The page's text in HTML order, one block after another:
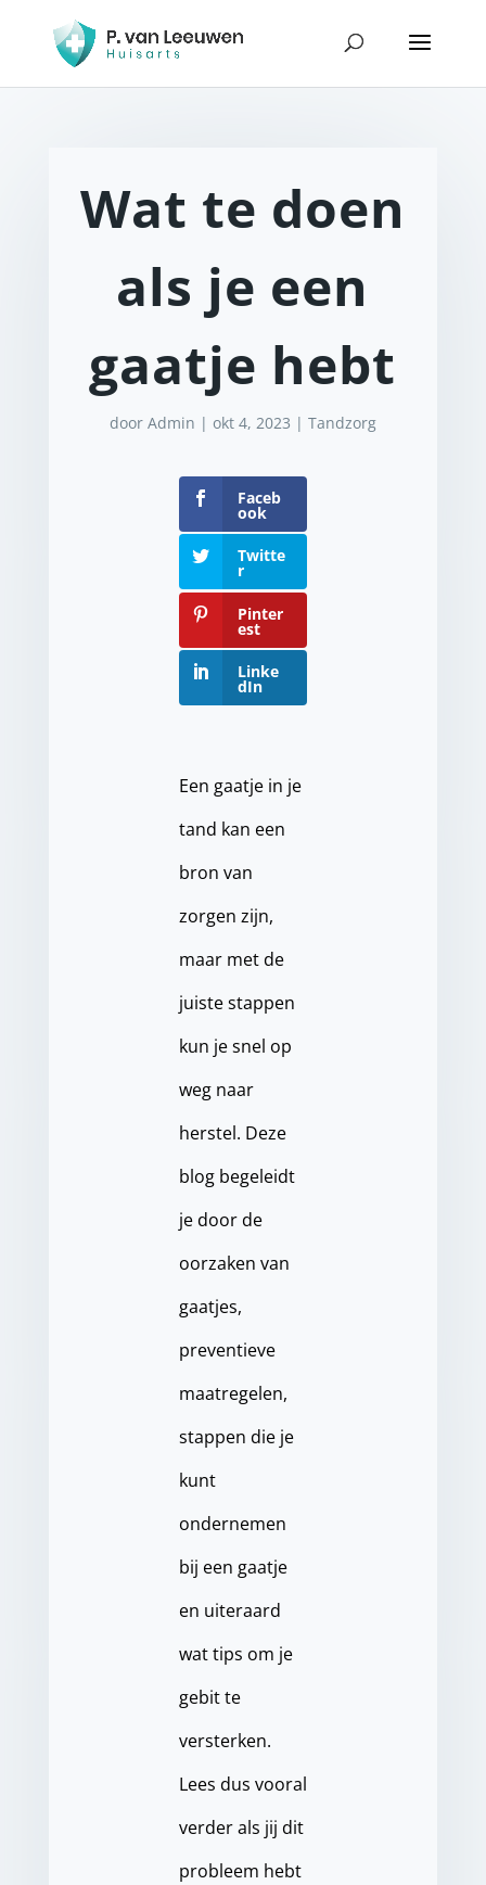
Wat te doen
als je een
gaatje hebt
door Admin | okt 4, 2023 | Tandzorg
Faceb
ook
Twitte
r
Pinter
est
Linke
dIn
Een gaatje in je
tand kan een
bron van
zorgen zijn,
maar met de
juiste stappen
kun je snel op
weg naar
herstel. Deze
blog begeleidt
je door de
oorzaken van
gaatjes,
preventieve
maatregelen,
stappen die je
kunt
ondernemen
bij een gaatje
en uiteraard
wat tips om je
gebit te
versterken.
Lees dus vooral
verder als jij dit
probleem hebt